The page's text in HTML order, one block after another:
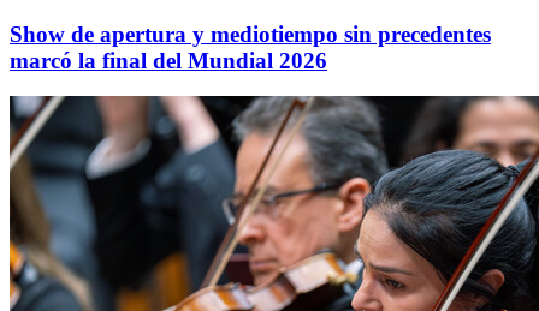
Show de apertura y mediotiempo sin precedentes
marcó la final del Mundial 2026